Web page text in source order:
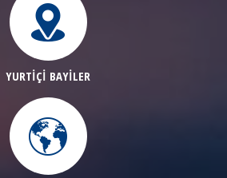
YURTİÇİ BAYİLER